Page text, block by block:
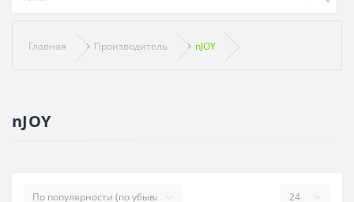
Главная Производитель nJOY
nJOY